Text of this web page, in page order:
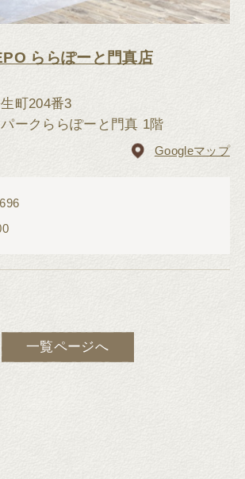
ららぽーと門真店
町204番3
ークららぽーと門真 1階
Googleマップ
一覧ページへ